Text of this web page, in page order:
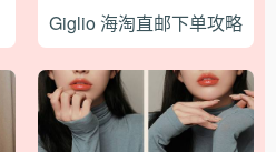
Giglio 海淘直邮下单攻略